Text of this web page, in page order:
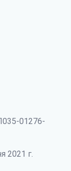
01276-
2021 г.